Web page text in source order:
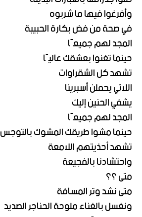
وأفرغوا فيها ما شربوه
في صحة من فض بكارة الحبيبة
المجد لهم جميعًا
حينما تغنوا بعشقك عاليًا
تشهد كل الشقراوات
اللاتي يحملن أسبرينا
يشفي الحنين إليك
المجد لهم جميعًا
حينما مشوا طريقك المشوك بالتوجس
تشهد أحذيتهم اللامعة
واحتشادنا بالفجيعة
متى ؟؟
متى نشد وتر المسافة
ونغسل بالغناء ملوحة الحناجر الصديد